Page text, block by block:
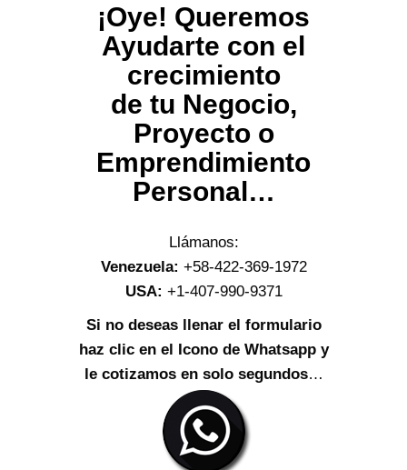
¡Oye! Queremos
Ayudarte con el
crecimiento
de tu Negocio,
Proyecto o
Emprendimiento
Personal…
Llámanos:
Venezuela: +58-422-369-1972
USA: +1-407-990-9371
Si no deseas llenar el formulario
haz clic en el Icono de Whatsapp y
le cotizamos en solo segundos…